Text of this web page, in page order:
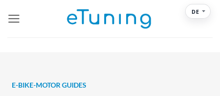
Inhalt
E-BIKE-MOTOR GUIDES
DE